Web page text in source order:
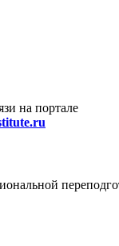
на портале